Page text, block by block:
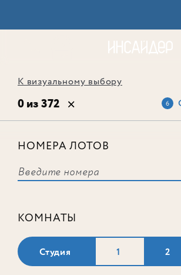
К визуальному выбору
0 из 372 6
НОМЕРА ЛОТОВ
КОМНАТЫ
Студия 1 2
соответствует ни